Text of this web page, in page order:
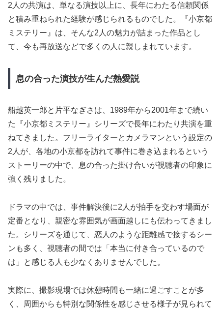
2人の共演は、単なる演技以上に、長年にわたる信頼関係
と積み重ねられた経験が感じられるものでした。『小京都
ミステリー』は、そんな2人の魅力が詰まった作品とし
て、今も再放送などで多くの人に親しまれています。
息の合った演技が生んだ熱愛説
船越英一郎と片平なぎさは、1989年から2001年まで続い
た『小京都ミステリー』シリーズで長年にわたり共演を重
ねてきました。フリーライターとカメラマンという設定の
2人が、各地の小京都を訪れて事件に巻き込まれるという
ストーリーの中で、息の合った掛け合いが視聴者の印象に
強く残りました。
ドラマの中では、事件解決後に2人が拍手を交わす場面が
定番となり、親密な雰囲気が画面越しにも伝わってきまし
た。シリーズを通じて、恋人のような距離感で接するシー
ンも多く、視聴者の間では「本当に付き合っているので
は」と感じる人も少なくありませんでした。
実際に、撮影現場では休憩時間も一緒に過ごすことが多
く、周囲からも特別な関係性を感じさせる様子が見られて